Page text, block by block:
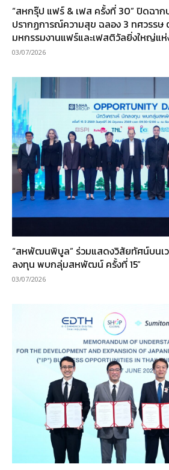
“สหกรุ๊ป แฟร์ & เฟส ครั้งที่ 30” ปิดฉาก
ปรากฏการณ์ความสุข ฉลอง 3 ทศวรรษ
มหกรรมงานแฟร์และเฟสติวัลยิ่งใหญ่แห่
03/07/2026
“สหพัฒนพิบูล” ร่วมแสดงวิสัยทัศน์บนเว
ลงทุน พบกลุ่มสหพัฒน์ ครั้งที่ 15”
03/07/2026